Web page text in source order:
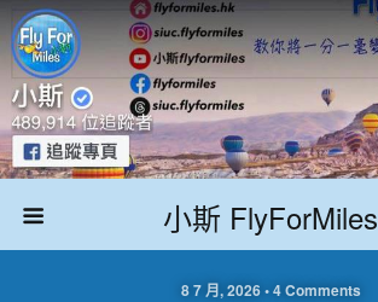
小斯 FlyForMiles
8 7 月, 2026 • 4 Comments